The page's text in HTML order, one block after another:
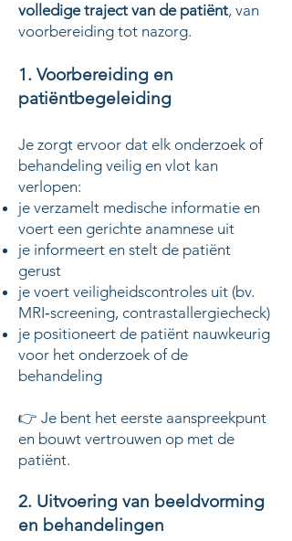
volledige traject van de patiënt, van
voorbereiding tot nazorg.
1. Voorbereiding en
patiëntbegeleiding
Je zorgt ervoor dat elk onderzoek of
behandeling veilig en vlot kan
verlopen:
je verzamelt medische informatie en
voert een gerichte anamnese uit
je informeert en stelt de patiënt
gerust
je voert veiligheidscontroles uit (bv.
MRI‑screening, contrastallergiecheck)
je positioneert de patiënt nauwkeurig
voor het onderzoek of de
behandeling
👉 Je bent het eerste aanspreekpunt
en bouwt vertrouwen op met de
patiënt.
2. Uitvoering van beeldvorming
en behandelingen